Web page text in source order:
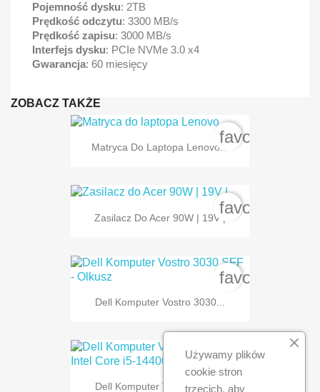
Pojemność dysku: 2TB
Prędkość odczytu: 3300 MB/s
Prędkość zapisu: 3000 MB/s
Interfejs dysku: PCIe NVMe 3.0 x4
Gwarancja: 60 miesięcy
ZOBACZ TAKŻE
Matryca Do Laptopa Lenovo...
Zasilacz Do Acer 90W | 19V |
Dell Komputer Vostro 3030...
Dell Komputer Vostro 3030...
Używamy plików
cookie stron
trzecich, aby